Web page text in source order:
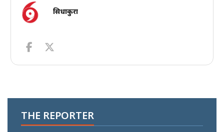
सिधाकुरा
THE REPORTER